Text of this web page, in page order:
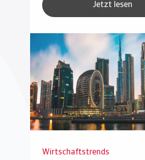
Jetzt lesen
Wirtschaftstrends